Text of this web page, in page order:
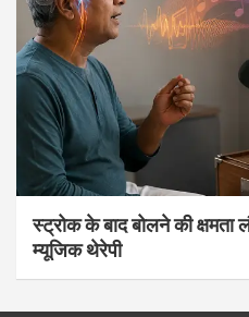
स्ट्रोक के बाद बोलने की क्षमता
म्यूजिक थेरेपी